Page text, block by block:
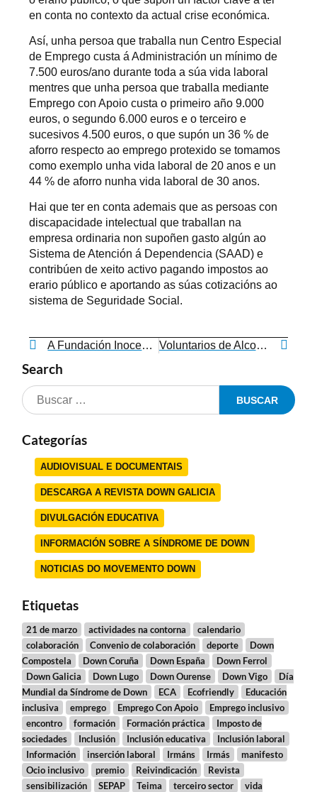
en conta no contexto da actual crise económica.
Así, unha persoa que traballa nun Centro Especial
de Emprego custa á Administración un mínimo de
7.500 euros/ano durante toda a súa vida laboral
mentres que unha persoa que traballa mediante
Emprego con Apoio custa o primeiro año 9.000
euros, o segundo 6.000 euros e o terceiro e
sucesivos 4.500 euros, o que supón un 36 % de
aforro respecto ao emprego protexido se tomamos
como exemplo unha vida laboral de 20 anos e un
44 % de aforro nunha vida laboral de 30 anos.
Hai que ter en conta ademais que as persoas con
discapacidade intelectual que traballan na
empresa ordinaria non supoñen gasto algún ao
Sistema de Atención á Dependencia (SAAD) e
contribúen de xeito activo pagando impostos ao
erario público e aportando as súas cotizacións ao
sistema de Seguridade Social.
A Fundación Inocente, Inocente apoia a inclusión escolar do alumnado coa síndrome de Down en Galicia Voluntarios de Alcoa e membros de Down Lugo comparten actividades de ocio
Search
Categorías
AUDIOVISUAL E DOCUMENTAIS
DESCARGA A REVISTA DOWN GALICIA
DIVULGACIÓN EDUCATIVA
INFORMACIÓN SOBRE A SÍNDROME DE DOWN
NOTICIAS DO MOVEMENTO DOWN
Etiquetas
21 de marzo actividades na contorna
calendario
colaboración
Convenio de colaboración deporte
Down
Compostela
Down Coruña Down España
Down Ferrol
Down Galicia
Down Lugo Down Ourense Down Vigo
Día
Mundial da Síndrome de Down
ECA Ecofriendly
Educación
inclusiva
emprego Emprego Con Apoio
Emprego inclusivo
encontro
formación Formación práctica
Imposto de
sociedades
Inclusión Inclusión educativa
Inclusión laboral
Información
inserción laboral Irmáns Irmás
manifesto
Ocio inclusivo
premio Reivindicación
Revista
sensibilización
SEPAP Teima terceiro sector
vida